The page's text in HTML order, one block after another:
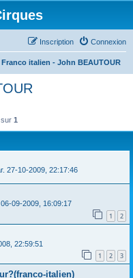
Connexion
Inscription
Franco italien - John BEAUTOUR
sur 1
27-10-2009, 22:17:46
09-2009, 16:09:17
1 2
22:59:51
1 2 3
italien)